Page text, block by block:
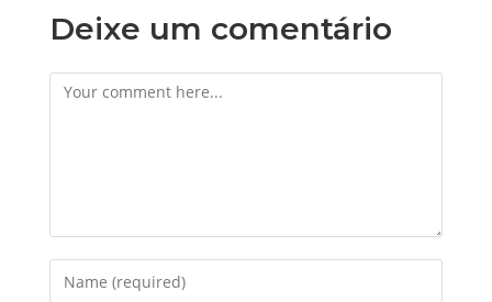
Deixe um comentário